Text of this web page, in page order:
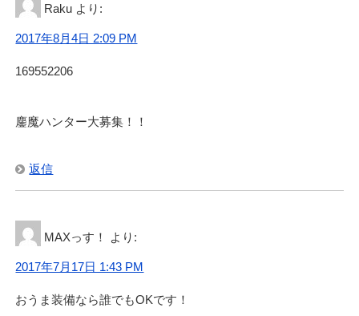
Raku より:
2017年8月4日 2:09 PM
169552206
鏖魔ハンター大募集！！
返信
MAXっす！ より:
2017年7月17日 1:43 PM
おうま装備なら誰でもOKです！